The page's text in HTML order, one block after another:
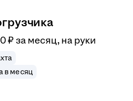
₽ за месяц, на руки
в месяц